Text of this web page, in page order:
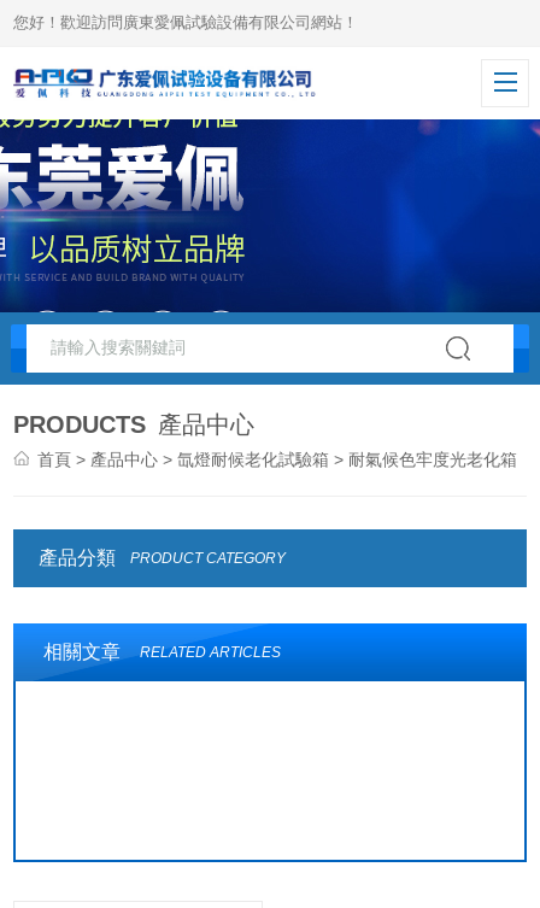
您好！歡迎訪問廣東愛佩試驗設備有限公司網站！
PRODUCTS 產品中心
首頁 > 產品中心 >氙燈耐候老化試驗箱 > 耐氣候色牢度光老化箱
產品分類 PRODUCT CATEGORY
相關文章 RELATED ARTICLES